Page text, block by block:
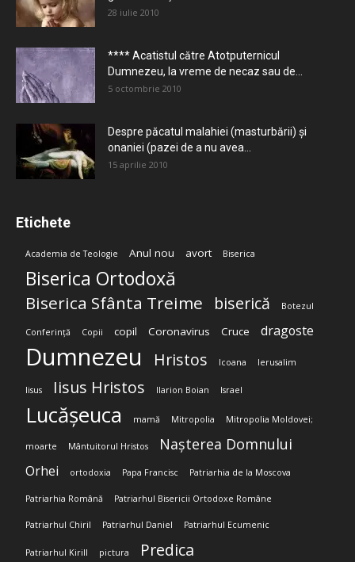
28 iulie 2010
**** Acatistul către Atotputernicul
Dumnezeu, la vreme de necaz sau de...
5 octombrie 2010
Despre păcatul malahiei (masturbării) şi
onaniei (pazei de a nu avea...
15 aprilie 2010
Etichete
Academia de Teologie Anul nou avort Biserica
Biserica Ortodoxă
Biserica Sfânta Treime biserică Botezul
Conferință Copii copil Coronavirus Cruce dragoste
Dumnezeu Hristos Icoana Ierusalim
Iisus Iisus Hristos Ilarion Boian Israel
Lucășeuca mamă Mitropolia Mitropolia Moldovei;
moarte Mântuitorul Hristos Nașterea Domnului
Orhei ortodoxia Papa Francisc Patriarhia de la Moscova
Patriarhia Română Patriarhul Bisericii Ortodoxe Române
Patriarhul Chiril Patriarhul Daniel Patriarhul Ecumenic
Patriarhul Kirill pictura Predica